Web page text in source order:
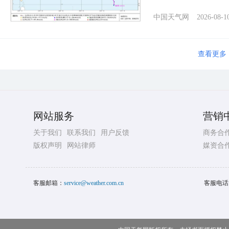
中国天气网 2026-08-
查看更多
网站服务
关于我们 联系我们
用户反馈
版权声明
网站律师
营销
商务合
媒资合
客服邮箱： service@weather.com.cn 客服电